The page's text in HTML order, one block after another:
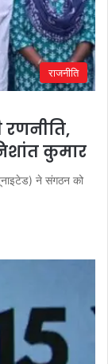
राजनीति
रणनीति,
कुमार
ने संगठन को